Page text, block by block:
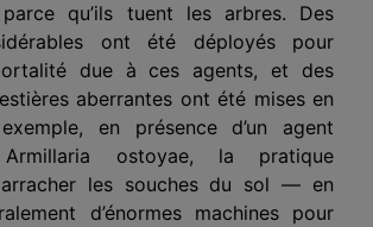
parce qu’ils tuent les arbres. Des
ont été déployés pour
due à ces agents, et des
aberrantes ont été mises en
en présence d’un agent
Armillaria ostoyae, la pratique
les souches du sol — en
d’énormes machines pour